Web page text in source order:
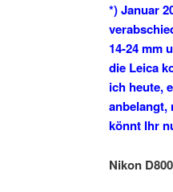
*) Januar
14-24 mm
die Leica
ich heute,
anbelangt,
könnt Ihr
Nikon D800